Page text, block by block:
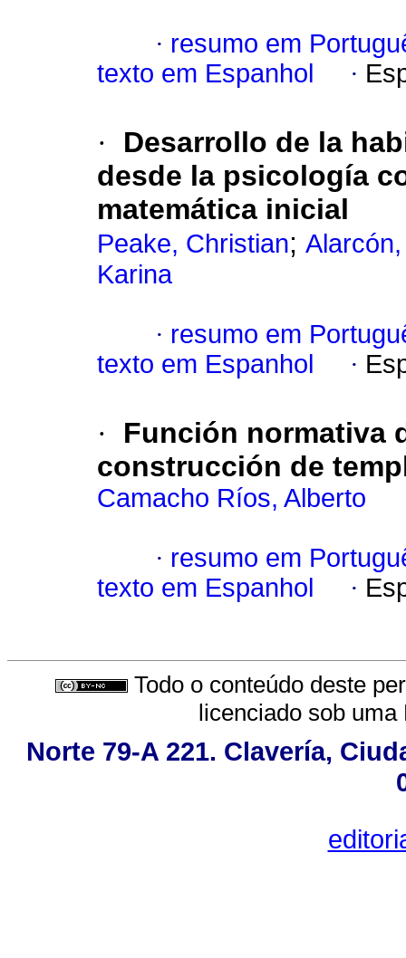
· resumo em
texto em Espanhol
·
·
Desarrollo de la
desde la psicología
matemática inicial
Peake, Christian;
Karina
· resumo em
texto em Espanhol
·
·
Función normativa
construcción de
Camacho Ríos, Alberto
· resumo em
texto em Espanhol
·
Todo o conteúdo deste
licenciado sob uma
Norte 79-A 221. Clavería,